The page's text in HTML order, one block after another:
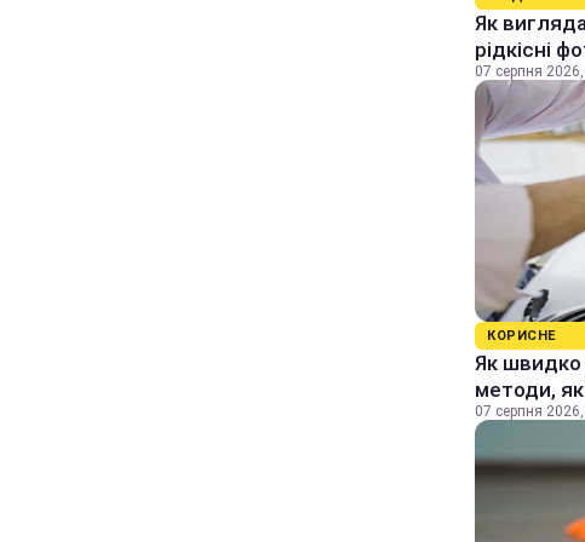
Як
рідкісні
07 серпня
КОРИСНЕ
Як швидко
методи,
07 серпня